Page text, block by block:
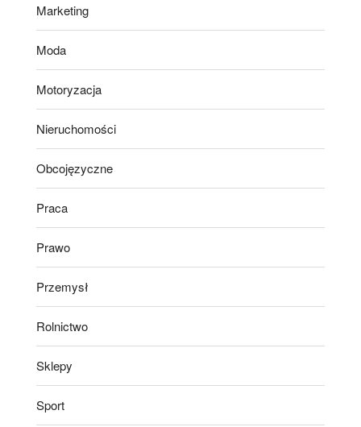
Marketing
Moda
Motoryzacja
Nieruchomości
Obcojęzyczne
Praca
Prawo
Przemysł
Rolnictwo
Sklepy
Sport